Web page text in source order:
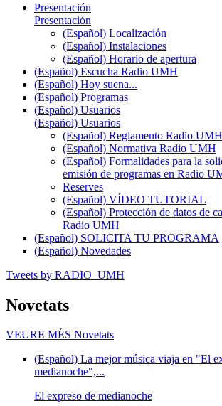
Presentación
Presentación
(Español) Localización
(Español) Instalaciones
(Español) Horario de apertura
(Español) Escucha Radio UMH
(Español) Hoy suena...
(Español) Programas
(Español) Usuarios
(Español) Usuarios
(Español) Reglamento Radio UMH
(Español) Normativa Radio UMH
(Español) Formalidades para la
emisión de programas en Radio
Reserves
(Español) VÍDEO TUTORIAL
(Español) Protección de datos de
Radio UMH
(Español) SOLICITA TU PROGRAMA
(Español) Novedades
Tweets by RADIO_UMH
Novetats
VEURE MÉS Novetats
(Español) La mejor música viaja en "El
medianoche",...
El expreso de medianoche